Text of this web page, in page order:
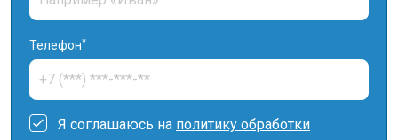
Телефон*
Я соглашаюсь на политику обработки